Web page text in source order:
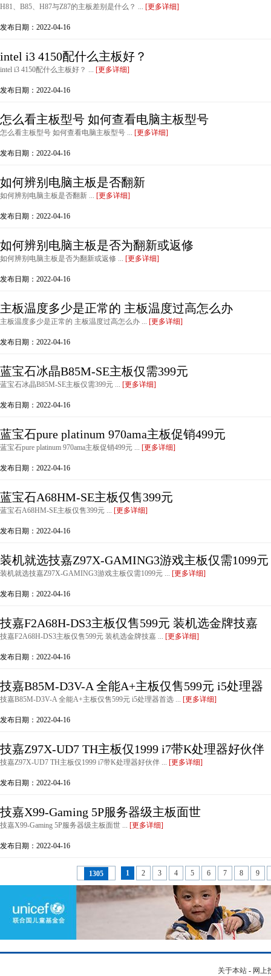
H81、B85、H87与Z87的主板差别是什么？ ... [更多详细]
发布日期：2022-04-16
intel i3 4150配什么主板好？
intel i3 4150配什么主板好？ ... [更多详细]
发布日期：2022-04-16
怎么看主板型号 如何查看电脑主板型号
怎么看主板型号 如何查看电脑主板型号 ... [更多详细]
发布日期：2022-04-16
如何辨别电脑主板是否翻新
如何辨别电脑主板是否翻新 ... [更多详细]
发布日期：2022-04-16
如何辨别电脑主板是否为翻新或返修
如何辨别电脑主板是否为翻新或返修 ... [更多详细]
发布日期：2022-04-16
主板温度多少是正常的 主板温度过高怎么办
主板温度多少是正常的 主板温度过高怎么办 ... [更多详细]
发布日期：2022-04-16
蓝宝石冰晶B85M-SE主板仅需399元
蓝宝石冰晶B85M-SE主板仅需399元 ... [更多详细]
发布日期：2022-04-16
蓝宝石pure platinum 970ama主板促销499元
蓝宝石pure platinum 970ama主板促销499元 ... [更多详细]
发布日期：2022-04-16
蓝宝石A68HM-SE主板仅售399元
蓝宝石A68HM-SE主板仅售399元 ... [更多详细]
发布日期：2022-04-16
装机就选技嘉Z97X-GAMING3游戏主板仅需1099元
装机就选技嘉Z97X-GAMING3游戏主板仅需1099元 ... [更多详细]
发布日期：2022-04-16
技嘉F2A68H-DS3主板仅售599元 装机选金牌技嘉
技嘉F2A68H-DS3主板仅售599元 装机选金牌技嘉 ... [更多详细]
发布日期：2022-04-16
技嘉B85M-D3V-A 全能A+主板仅售599元 i5处理器
技嘉B85M-D3V-A 全能A+主板仅售599元 i5处理器首选 ... [更多详细]
发布日期：2022-04-16
技嘉Z97X-UD7 TH主板仅1999 i7带K处理器好伙伴
技嘉Z97X-UD7 TH主板仅1999 i7带K处理器好伙伴 ... [更多详细]
发布日期：2022-04-16
技嘉X99-Gaming 5P服务器级主板面世
技嘉X99-Gaming 5P服务器级主板面世 ... [更多详细]
发布日期：2022-04-16
1305 1 2 3 4 5 6 7 8 9
关于本站 - 网上